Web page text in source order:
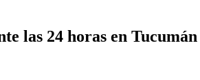
las 24 horas en Tucumán